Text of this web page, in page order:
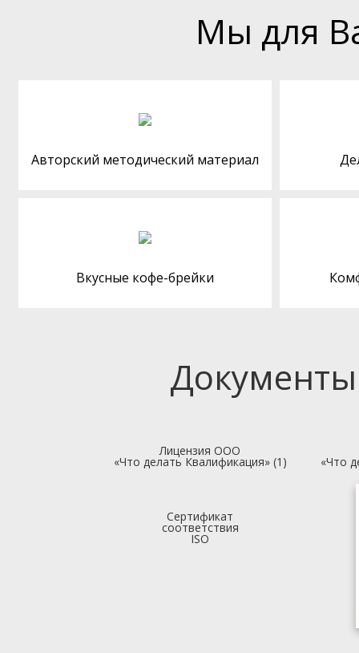
Мы для
Авторский методический материал
Вкусные кофе-брейки
Лицензия ООО
«Что делать Квалификация» (1) «Что
Сертификат
соответствия
ISO